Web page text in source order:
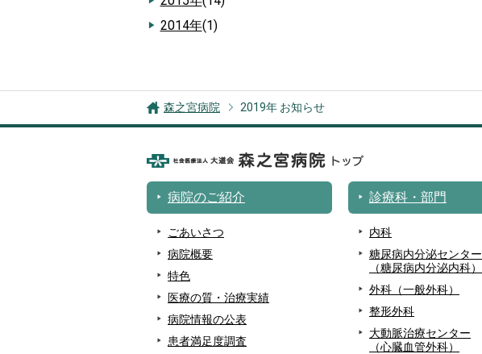
2014年(1)
森之宮病院 2019年 お知らせ
病院のご紹介
ごあいさつ
病院概要
特色
医療の質・治療実績
病院情報の公表
患者満足度調査
診療科・部門
内科
糖尿病内分泌センター
（糖尿病内分泌内科）
外科（一般外科）
整形外科
大動脈治療センター
（心臓血管外科）